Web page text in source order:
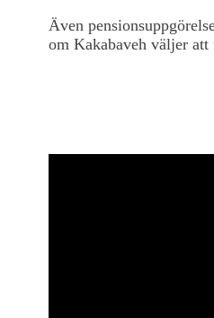
Även
om Kakabaveh väljer att